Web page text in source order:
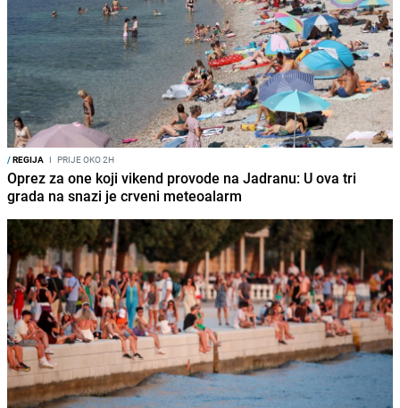
/REGIJA I PRIJE OKO 2H
Oprez za one koji vikend provode na Jadranu: U ova tri
grada na snazi je crveni meteoalarm